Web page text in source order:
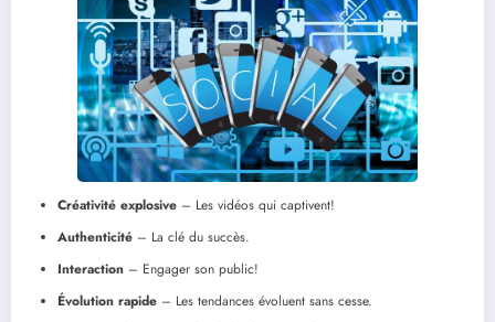
Créativité explosive – Les vidéos qui captivent!
Authenticité – La clé du succès.
Interaction – Engager son public!
Évolution rapide – Les tendances évoluent sans cesse.